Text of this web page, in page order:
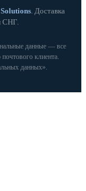
. Доставка
СНГ.
данные — все
клиента.
данных».